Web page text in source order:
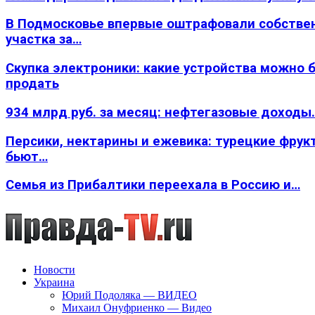
В Подмосковье впервые оштрафовали
участка за…
Скупка электроники: какие устройства можно
продать
934 млрд руб. за месяц: нефтегазовые
Персики, нектарины и ежевика: турецкие
бьют…
Семья из Прибалтики переехала в Россию и…
Новости
Украина
Юрий Подоляка — ВИДЕО
Михаил Онуфриенко — Видео